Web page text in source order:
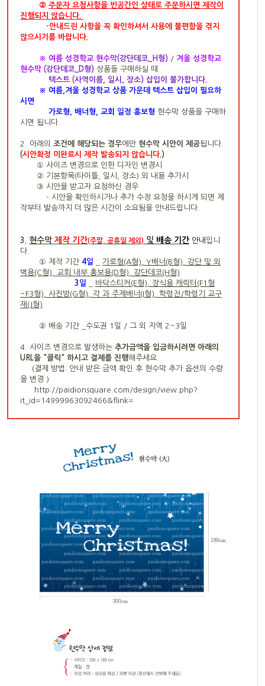
② 주문자 요청사항을 빈공간인 상태로 주문하시면 제작이
진행되지 않습니다.
-안내드린 사항을 꼭 확인하셔서 사용에 불편함을 겪지
않으시기를 바랍니다.
※ 여름 성경학교 현수막(강단데코_H형) / 겨울 성경학교
현수막 (강단데코_D형) 상품들 구매하실 때
텍스트 (사역이름, 일시, 장소) 삽입이 불가합니다.
※ 여름,겨울 성경학교 상품 가운데 텍스트 삽입이 필요하
시면
가로형, 배너형, 교회 일정 홍보형 현수막 상품을 구매하
시면 됩니다.
2. 아래의 조건에 해당되는 경우에만 현수막 시안이 제공됩니다.
(시안확정 미완료시 제작 발송되지 않습니다. )
① 사이즈 변경으로 인한 디자인 변경시
② 기본항목(타이틀, 일시, 장소) 외 내용 추가시
③ 시안을 받고자 요청하신 경우
- 시안을 확인하시거나 추가 수정 요청을 하시게 되면 제
작부터 발송까지 더 많은 시간이 소요됨을 안내드립니다.
3. 현수막 제작 기간(주말, 공휴일 제외) 및 배송 기간 안내 입니
다.
① 제작 기간 4일
가로형(A형), Y배너(B형), 강단 및 외
벽용(C형), 교회 내부 홍보용(D형), 강단데코(H형)
3일
바닥스티커(E형), 장식용 캐릭터(F1형
~F3형), 사진방(G형), 각 과 주제배너(I형), 학령전/학령기 교구
재(J형)
② 배송 기간 _수도권 1일 / 그 외 지역 2~3일
4. 사이즈 변경으로 발생하는 추가금액을 입금하시려면 아래의
URL을 "클릭" 하시고 결제를 진행해주세요.
(결제 방법: 안내 받은 금액 확인 후 현수막 추가 옵션의 수량
을 변경 )
http://paidionsquare.com/design/view.php?
it_id=14999963092466&flink=